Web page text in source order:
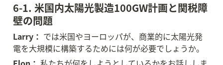
6-1. 米国内太陽光製造100GW計画と関税障
壁の問題
Larry： では米国やヨーロッパが、商業的に太陽光発
電を大規模に構築するためには何が必要でしょうか。